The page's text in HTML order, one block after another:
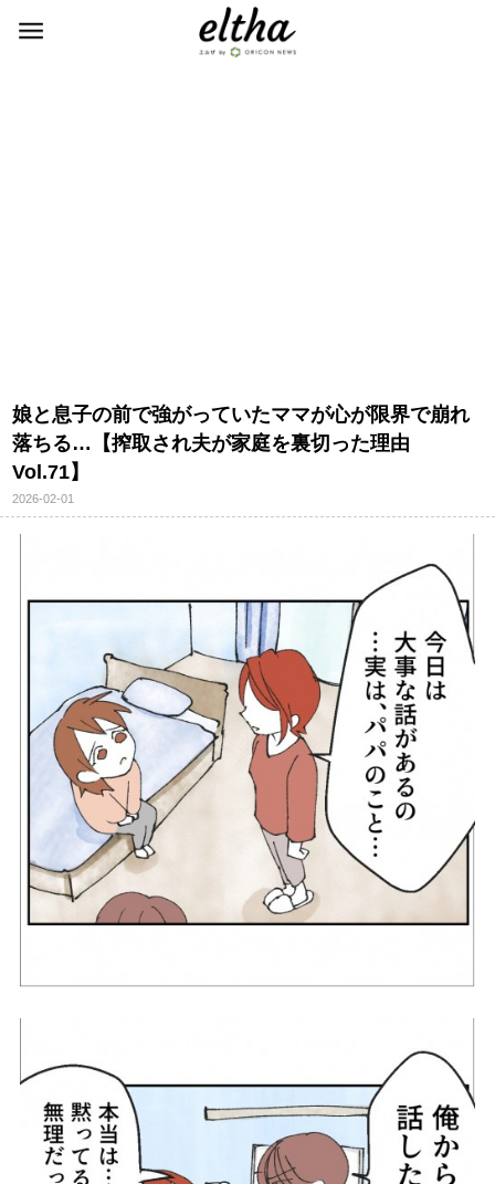
娘と息子の前で強がっていたママが心が限界で崩れ
落ちる…【搾取され夫が家庭を裏切った理由
Vol.71】
2026-02-01